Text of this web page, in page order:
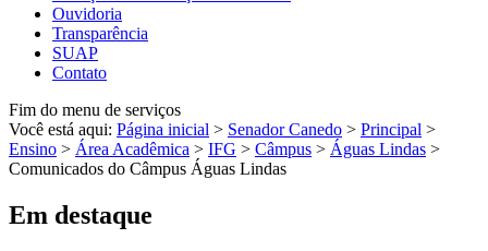
Ouvidoria
Transparência
SUAP
Contato
Fim do menu de serviços
Você está aqui: Página inicial > Senador Canedo > Principal >
Ensino > Área Acadêmica > IFG > Câmpus > Águas Lindas >
Comunicados do Câmpus Águas Lindas
Em destaque